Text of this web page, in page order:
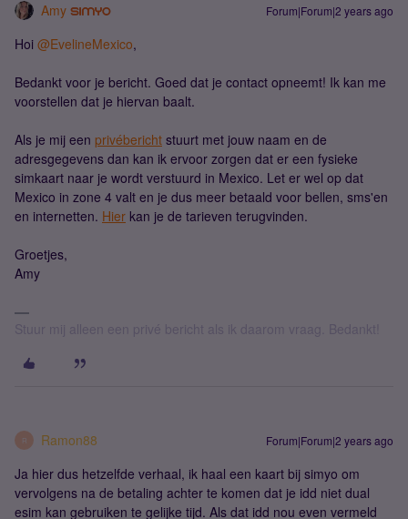
Amy Forum|Forum|2 years ago
Hoi @EvelineMexico,
Bedankt voor je bericht. Goed dat je contact opneemt! Ik kan me
voorstellen dat je hiervan baalt.
Als je mij een privébericht stuurt met jouw naam en de
adresgegevens dan kan ik ervoor zorgen dat er een fysieke
simkaart naar je wordt verstuurd in Mexico. Let er wel op dat
Mexico in zone 4 valt en je dus meer betaald voor bellen, sms'en
en internetten. Hier kan je de tarieven terugvinden.
Groetjes,
Amy
Stuur mij alleen een privé bericht als ik daarom vraag. Bedankt!
R Ramon88 Forum|Forum|2 years ago
Ja hier dus hetzelfde verhaal, ik haal een kaart bij simyo om
vervolgens na de betaling achter te komen dat je idd niet dual
esim kan gebruiken te gelijke tijd. Als dat idd nou even vermeld